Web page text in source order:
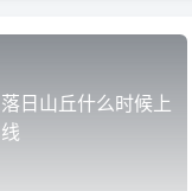
落日山丘什么时候上
线